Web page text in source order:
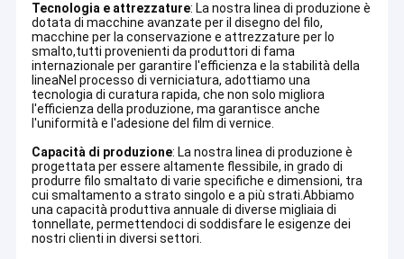
Tecnologia e attrezzature: La nostra linea di produzione è
dotata di macchine avanzate per il disegno del filo,
macchine per la conservazione e attrezzature per lo
smalto,tutti provenienti da produttori di fama
internazionale per garantire l'efficienza e la stabilità della
lineaNel processo di verniciatura, adottiamo una
tecnologia di curatura rapida, che non solo migliora
l'efficienza della produzione, ma garantisce anche
l'uniformità e l'adesione del film di vernice.
Capacità di produzione: La nostra linea di produzione è
progettata per essere altamente flessibile, in grado di
produrre filo smaltato di varie specifiche e dimensioni, tra
cui smaltamento a strato singolo e a più strati.Abbiamo
una capacità produttiva annuale di diverse migliaia di
tonnellate, permettendoci di soddisfare le esigenze dei
nostri clienti in diversi settori.